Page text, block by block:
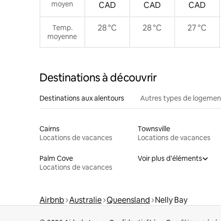
moyen
CAD
CAD
CAD
Temp.
moyenne
28 °C 28 °C 27 °C
Destinations à découvrir
Destinations aux alentours Autres types de
Cairns
Locations de vacances
Townsville
Locations de vacances
Palm Cove
Locations de vacances
Voir plus d'éléments
Airbnb Australie Queensland Nelly Bay